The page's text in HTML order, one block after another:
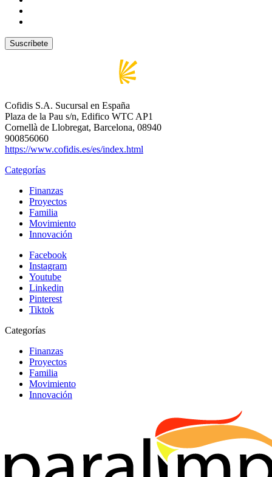
Cofidis S.A. Sucursal en España
Plaza de la Pau s/n, Edifico WTC AP1
Cornellà de Llobregat, Barcelona, 08940
900856060
https://www.cofidis.es/es/index.html
Categorías
Finanzas
Proyectos
Familia
Movimiento
Innovación
Facebook
Instagram
Youtube
Linkedin
Pinterest
Tiktok
Categorías
Finanzas
Proyectos
Familia
Movimiento
Innovación